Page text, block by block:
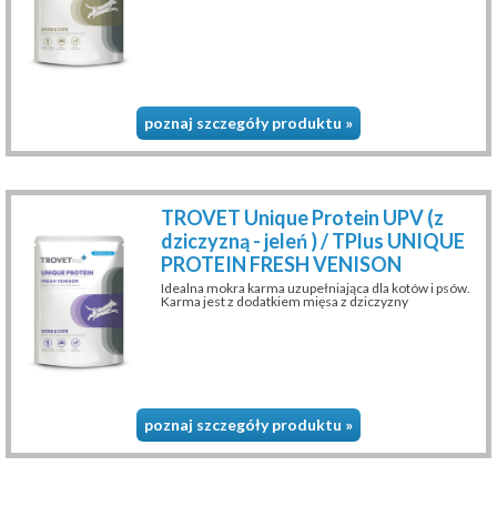
poznaj szczegóły produktu »
TROVET Unique Protein UPV (z
dziczyzną - jeleń ) / TPlus UNIQUE
PROTEIN FRESH VENISON
Idealna mokra karma uzupełniająca dla kotów i psów.
Karma jest z dodatkiem mięsa z dziczyzny
poznaj szczegóły produktu »